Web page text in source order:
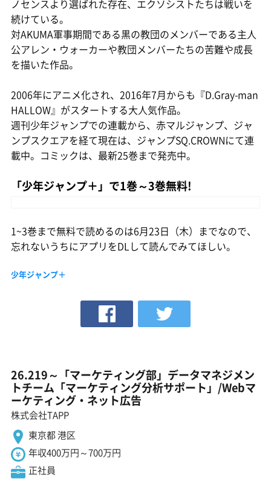
ノセンスより選ばれた存在、エクソシストたちは戦いを
続けている。
対AKUMA軍事期間である黒の教団のメンバーである主人
公アレン・ウォーカーや教団メンバーたちの苦難や成長
を描いた作品。
2006年にアニメ化され、2016年7月からも『D.Gray-man
HALLOW』がスタートする大人気作品。
週刊少年ジャンプでの連載から、赤マルジャンプ、ジャ
ンプスクエアを経て現在は、ジャンプSQ.CROWNにて連
載中。コミックは、最新25巻まで発売中。
「少年ジャンプ＋」で1巻～3巻無料!
1~3巻まで無料で読めるのは6月23日（木）までなので、
忘れないうちにアプリをDLして読んでみてほしい。
少年ジャンプ＋
26.219～「マーケティング部」データマネジメン
トチーム「マーケティング分析サポート」/Webマ
ーケティング・ネット広告
株式会社TAPP
東京都 港区
年収400万円～700万円
正社員